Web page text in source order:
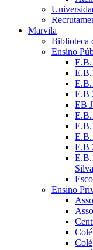
Marvila
Biblioteca
Ensino
E.B
EB
E.B
Silva
Ensino